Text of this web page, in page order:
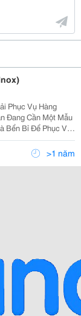
Phục Vụ Hàng
Bển Bỉ Để Phục Vụ
Trọng
>1 năm